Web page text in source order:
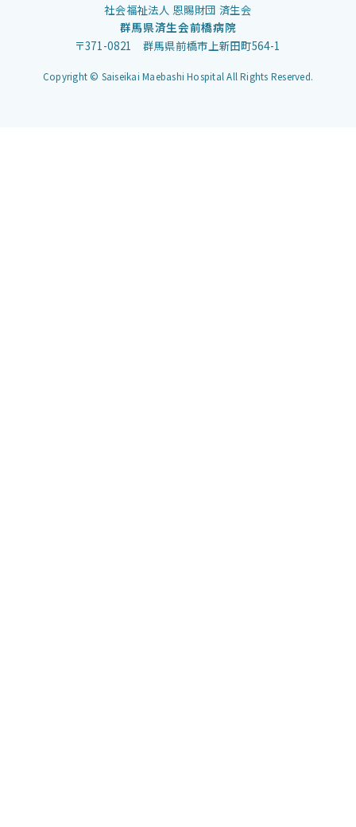
社会福祉法人 恩賜財団 済生会
群馬県済生会前橋病院
〒371-0821 群馬県前橋市上新田町564-1
Copyright © Saiseikai Maebashi Hospital All Rights Reserved.